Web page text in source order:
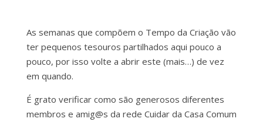
As semanas que compõem o Tempo da Criação vão
ter pequenos tesouros partilhados aqui pouco a
pouco, por isso volte a abrir este (mais…) de vez
em quando.
É grato verificar como são generosos diferentes
membros e amig@s da rede Cuidar da Casa Comum